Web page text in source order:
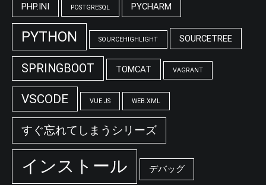
PHP.INI POSTGRESQL PYCHARM
PYTHON SOURCEHIGHLIGHT SOURCETREE
SPRINGBOOT TOMCAT VAGRANT
VSCODE VUE.JS WEB.XML
すぐ忘れてしまうシリーズ
インストール デバッグ